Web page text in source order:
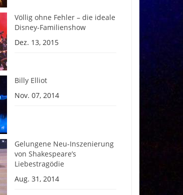
Völlig ohne Fehler – die ideale
Disney-Familienshow
Dez. 13, 2015
Billy Elliot
Nov. 07, 2014
Gelungene Neu-Inszenierung
von Shakespeare’s
Liebestragödie
Aug. 31, 2014